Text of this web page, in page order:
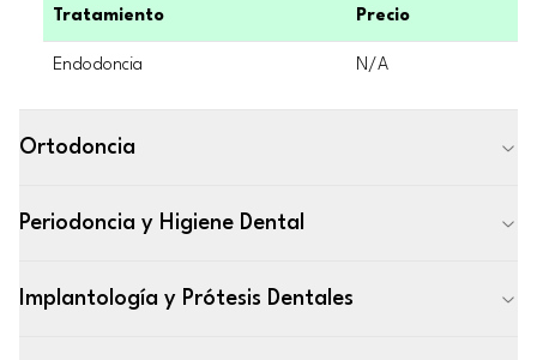
Tratamiento Precio
Endodoncia N/A
Ortodoncia
Periodoncia y Higiene Dental
Implantología y Prótesis Dentales